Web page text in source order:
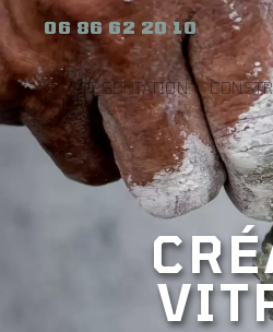
06 86 62 20 10
PRÉSENTATION